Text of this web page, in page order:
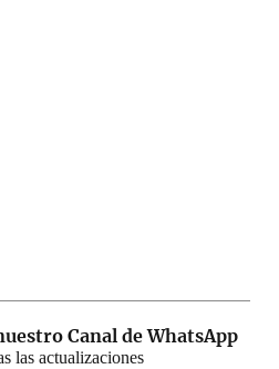
Canal de WhatsApp
las actualizaciones